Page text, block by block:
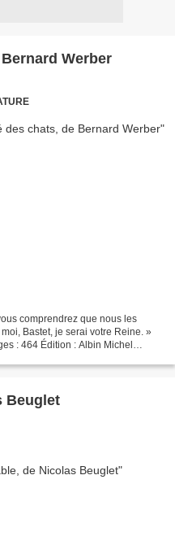
Werber
comprendrez que nous les
Bastet, je serai votre Reine. »
: 464 Édition : Albin Michel
Beuglet